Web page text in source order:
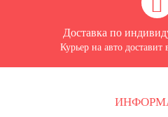
Доставка по
Курьер на авто